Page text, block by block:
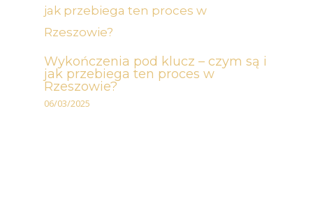
Wykończenia pod klucz – czym są i
jak przebiega ten proces w
Rzeszowie?
06/03/2025